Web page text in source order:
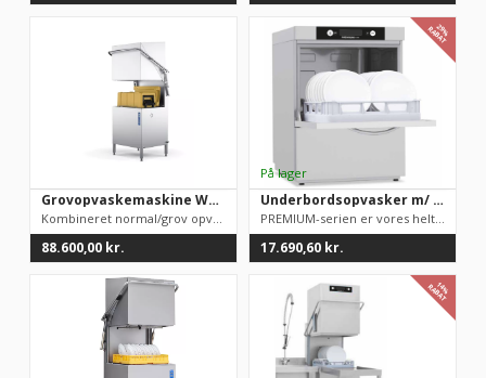
Grovopvaskemaskine WD8 Wexiodisk m/ Automatisk hætteløft
Kombineret normal/grov opvaskemaskine.Indbygget breaktank, hvi...
88.600,00 kr.
29%
RABAT
Underbordsopvasker m/ afkalkning model Premium, TOPMODEL, 50×50 bakker
PREMIUM-serien er vores helt egen topmodel. Vi har solgt mere ...
17.690,60 kr.
14%
RABAT